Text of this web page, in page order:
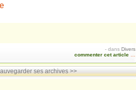
- dans Divers
commenter cet article
ses archives >>